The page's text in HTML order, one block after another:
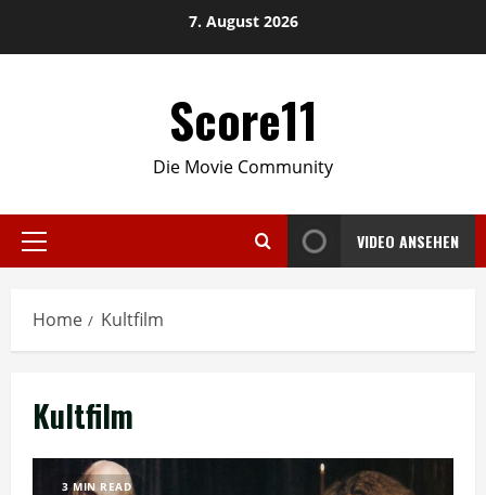
7. August 2026
Score11
Die Movie Community
Primary
VIDEO ANSEHEN
Home Kultfilm
Kultfilm
3 MIN READ